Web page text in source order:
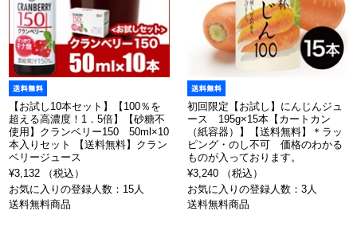
【お試し10本セット】【100％を
超える高濃度！1．5倍】【砂糖不
使用】クランベリー150 50ml×10
本入りセット 【送料無料】クラン
ベリージュース
¥3,132 （税込）
お気に入りの登録人数：15人
送料無料商品
初回限定【お試し】にんじんジュ
ース 195g×15本【カートカン
（紙容器）】【送料無料】＊ラッ
ピング・のし不可 価格のわかる
ものが入っております。
¥3,240 （税込）
お気に入りの登録人数：3人
送料無料商品